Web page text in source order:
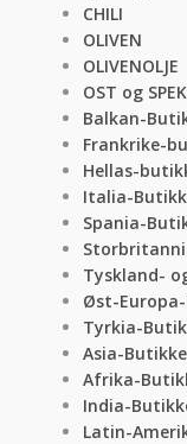
CHILI
OLIVEN
OLIVENOLJE
OST og
Balkan-
Frankrike-
Hellas-
Italia-
Spania-
Tyskland-
Øst-
Tyrkia-
Asia-
Afrika-
India-
Latin-